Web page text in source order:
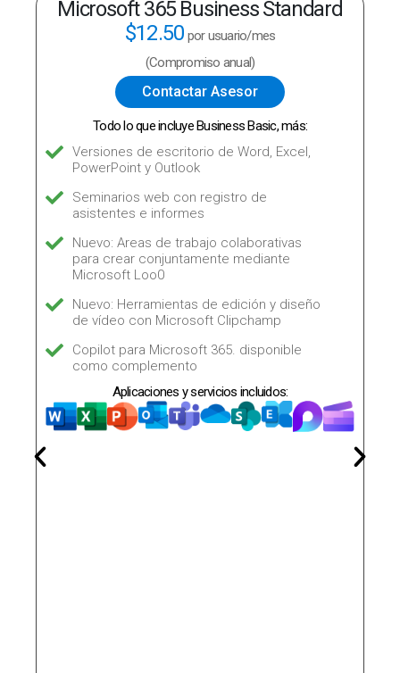
Microsoft 365 Business Standard
$12.50 por usuario/mes
(Compromiso anual)
Contactar Asesor
Todo lo que incluye Business Basic, más:
Versiones de escritorio de Word, Excel,
PowerPoint y Outlook
Seminarios web con registro de
asistentes e informes
Nuevo: Areas de trabajo colaborativas
para crear conjuntamente mediante
Microsoft Loo0
Nuevo: Herramientas de edición y diseño
de vídeo con Microsoft Clipchamp
Copilot para Microsoft 365. disponible
como complemento
Aplicaciones y servicios incluidos: